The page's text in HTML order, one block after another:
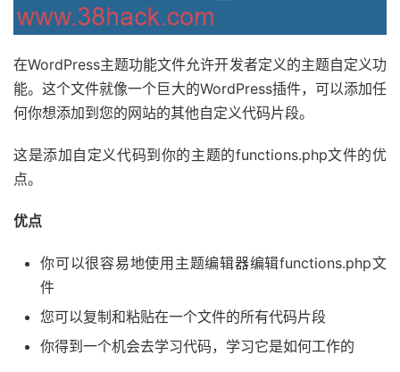
在WordPress主题功能文件允许开发者定义的主题自定义功
能。这个文件就像一个巨大的WordPress插件，可以添加任
何你想添加到您的网站的其他自定义代码片段。
这是添加自定义代码到你的主题的functions.php文件的优
点。
优点
你可以很容易地使用主题编辑器编辑functions.php文
件
您可以复制和粘贴在一个文件的所有代码片段
你得到一个机会去学习代码，学习它是如何工作的